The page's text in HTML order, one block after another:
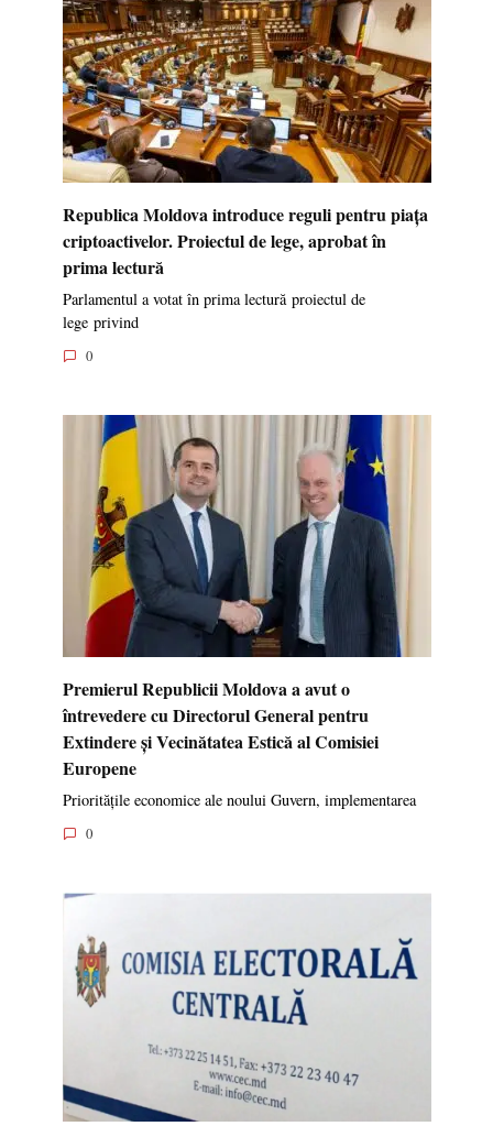
Republica Moldova introduce reguli pentru piața
criptoactivelor. Proiectul de lege, aprobat în
prima lectură
Parlamentul a votat în prima lectură proiectul de
lege privind
0
Premierul Republicii Moldova a avut o
întrevedere cu Directorul General pentru
Extindere și Vecinătatea Estică al Comisiei
Europene
Prioritățile economice ale noului Guvern, implementarea
0